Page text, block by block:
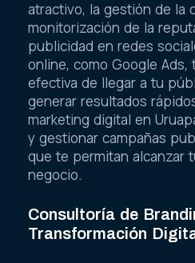
atractivo, la gestión de la
monitorización de la
publicidad en redes
online, como Google
efectiva de llegar a tu
generar resultados
marketing digital en
y gestionar campañas
que te permitan alcanzar
negocio.
Consultoría de
Transformación